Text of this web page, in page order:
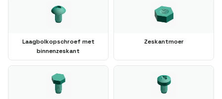
Laagbolkopschroef met
binnenzeskant
Zeskantmoer